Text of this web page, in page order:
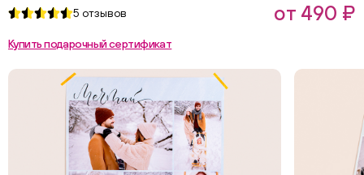
5 отзывов от 490 ₽
Купить подарочный сертификат